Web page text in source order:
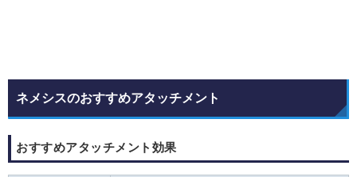
ネメシスのおすすめアタッチメント
おすすめアタッチメント効果